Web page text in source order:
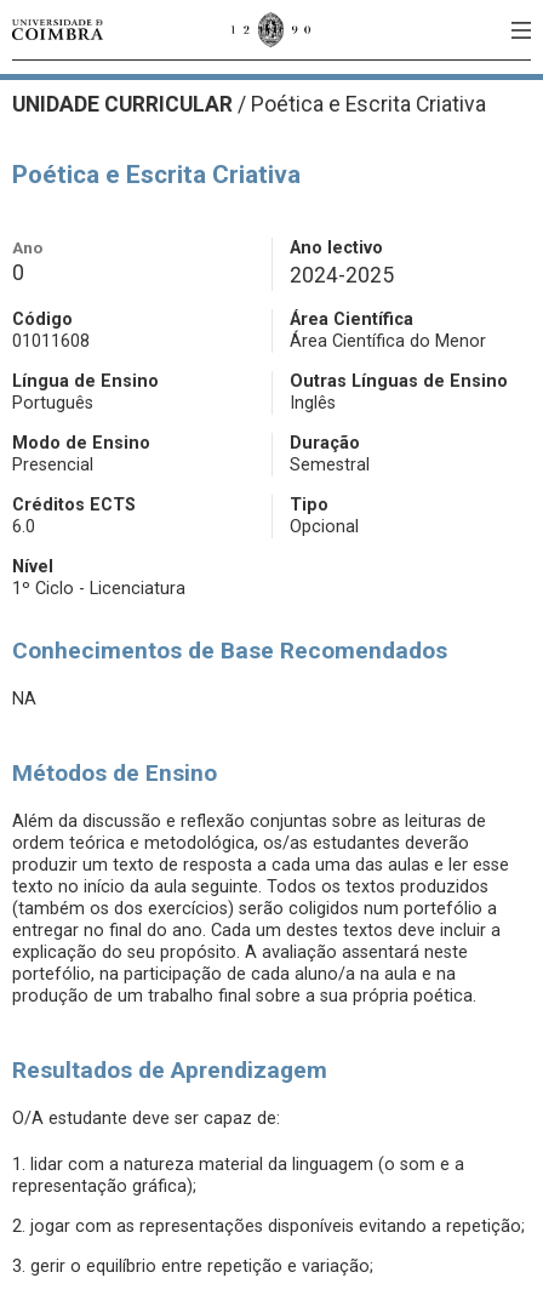
UNIDADE CURRICULAR / Poética e Escrita Criativa
Poética e Escrita Criativa
Ano
0
Ano lectivo
2024-2025
Código
01011608
Área Científica
Área Científica do Menor
Língua de Ensino
Português
Outras Línguas de Ensino
Inglês
Modo de Ensino
Presencial
Duração
Semestral
Créditos ECTS
6.0
Tipo
Opcional
Nível
1º Ciclo - Licenciatura
Conhecimentos de Base Recomendados
NA
Métodos de Ensino
Além da discussão e reflexão conjuntas sobre as leituras de
ordem teórica e metodológica, os/as estudantes deverão
produzir um texto de resposta a cada uma das aulas e ler esse
texto no início da aula seguinte. Todos os textos produzidos
(também os dos exercícios) serão coligidos num portefólio a
entregar no final do ano. Cada um destes textos deve incluir a
explicação do seu propósito. A avaliação assentará neste
portefólio, na participação de cada aluno/a na aula e na
produção de um trabalho final sobre a sua própria poética.
Resultados de Aprendizagem
O/A estudante deve ser capaz de:
1. lidar com a natureza material da linguagem (o som e a
representação gráfica);
2. jogar com as representações disponíveis evitando a repetição;
3. gerir o equilíbrio entre repetição e variação;